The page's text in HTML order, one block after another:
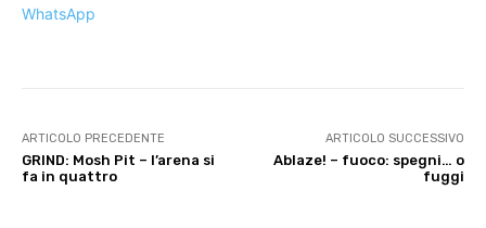
WhatsApp
ARTICOLO PRECEDENTE
GRIND: Mosh Pit – l’arena si
fa in quattro
ARTICOLO SUCCESSIVO
Ablaze! – fuoco: spegni… o
fuggi